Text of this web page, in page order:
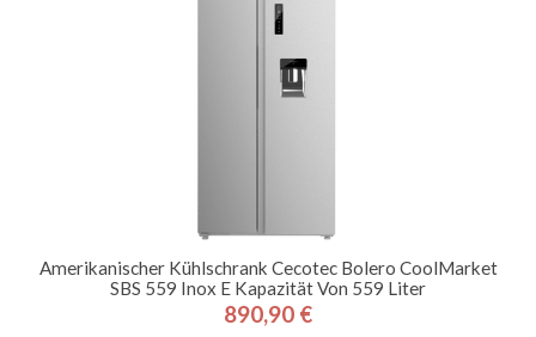
Amerikanischer Kühlschrank Cecotec Bolero CoolMarket
SBS 559 Inox E Kapazität Von 559 Liter
Preis
890,90 €